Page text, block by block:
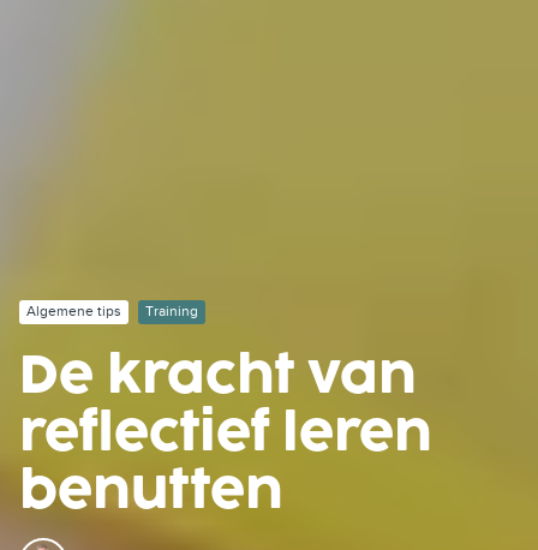
Algemene tips Training
De kracht van
reflectief leren
benutten